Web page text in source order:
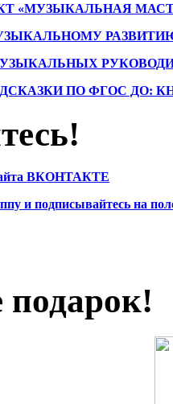
«МУЗЫКАЛЬНАЯ
ПО ФГОС ДО:
ВКОНТАКТЕ
и подписывайтесь на